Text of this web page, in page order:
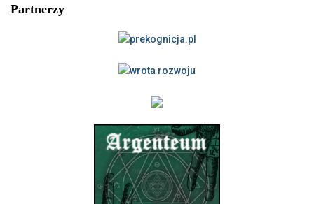
Partnerzy